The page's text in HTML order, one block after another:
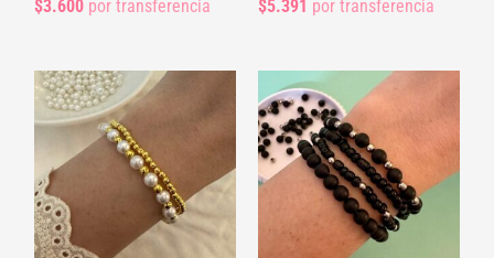
$3.600 por transferencia $5.391 por transferencia